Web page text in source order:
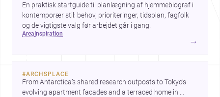
En praktisk startguide til planlægning af hjemmebiograf i
kontemporær stil: behov, prioriteringer, tidsplan, fagfolk
og de vigtigste valg før arbejdet går i gang.
area inspiration
→
#ARCHSPLACE
From Antarctica’s shared research outposts to Tokyo’s
evolving apartment facades and a terraced home in